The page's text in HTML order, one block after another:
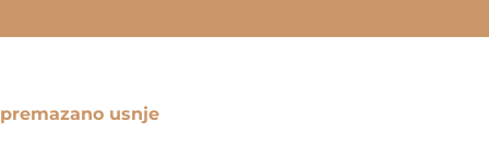
premazano usnje